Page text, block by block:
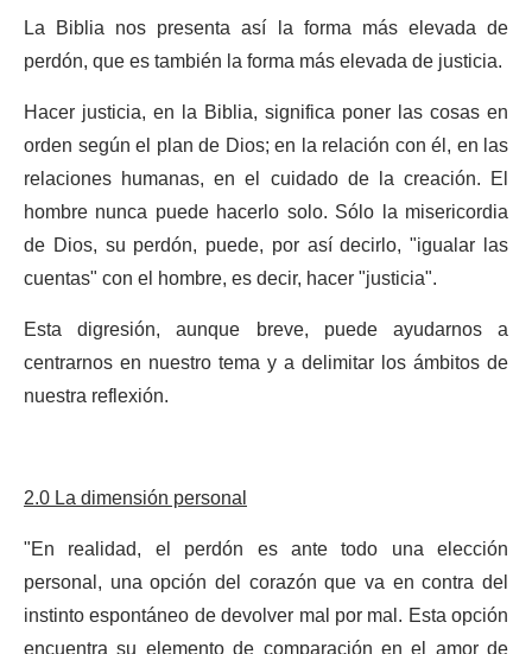
La Biblia nos presenta así la forma más elevada de
perdón, que es también la forma más elevada de justicia.
Hacer justicia, en la Biblia, significa poner las cosas en
orden según el plan de Dios; en la relación con él, en las
relaciones humanas, en el cuidado de la creación. El
hombre nunca puede hacerlo solo. Sólo la misericordia
de Dios, su perdón, puede, por así decirlo, "igualar las
cuentas" con el hombre, es decir, hacer "justicia".
Esta digresión, aunque breve, puede ayudarnos a
centrarnos en nuestro tema y a delimitar los ámbitos de
nuestra reflexión.
2.0 La dimensión personal
"En realidad, el perdón es ante todo una elección
personal, una opción del corazón que va en contra del
instinto espontáneo de devolver mal por mal. Esta opción